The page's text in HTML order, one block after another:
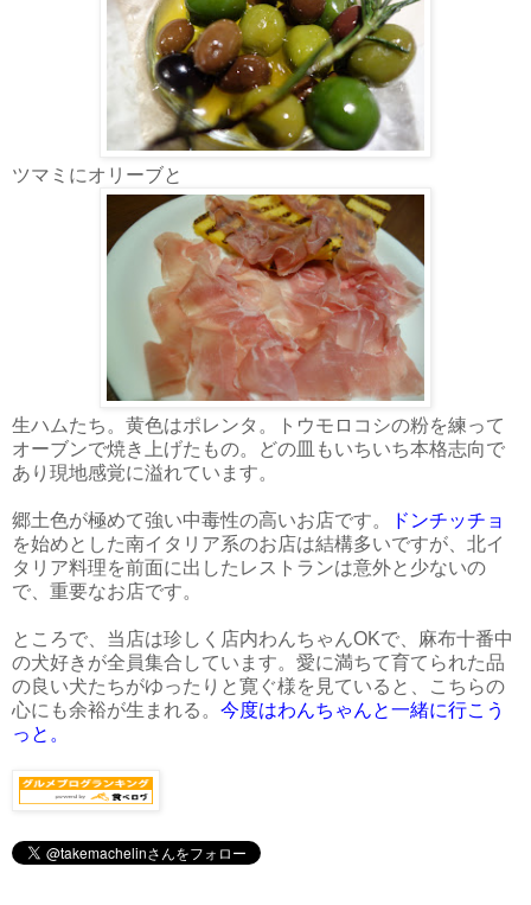
ツマミにオリーブと
生ハムたち。黄色はポレンタ。トウモロコシの粉を練って
オーブンで焼き上げたもの。どの皿もいちいち本格志向で
あり現地感覚に溢れています。
郷土色が極めて強い中毒性の高いお店です。
ドンチッチョ
を始めとした南イタリア系のお店は結構多いですが、北イ
タリア料理を前面に出したレストランは意外と少ないの
で、重要なお店です。
ところで、当店は珍しく店内わんちゃんOKで、麻布十番中
の犬好きが全員集合しています。愛に満ちて育てられた品
の良い犬たちがゆったりと寛ぐ様を見ていると、こちらの
心にも余裕が生まれる。 今度はわんちゃんと一緒に行こう
っと。